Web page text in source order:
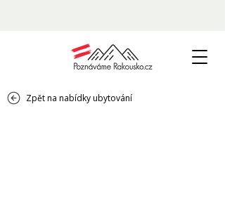
Zpět na nabídky ubytování